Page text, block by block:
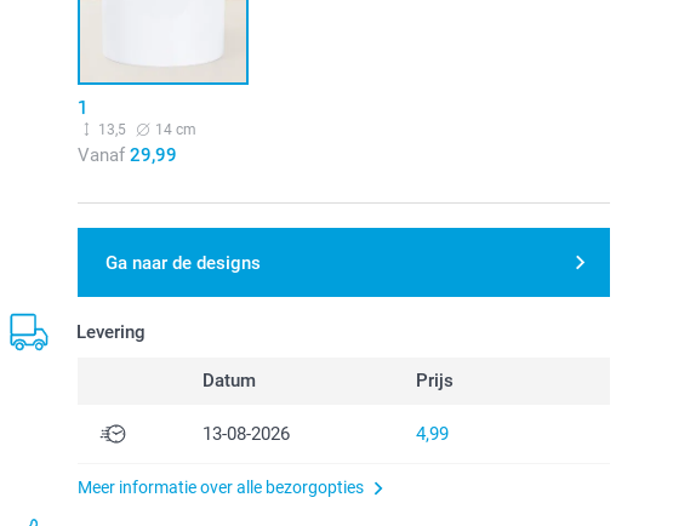
1
13,5 14 cm
Vanaf 29,99
Ga naar de designs
Levering
Datum Prijs
13-08-2026 4,99
Meer informatie over alle bezorgopties